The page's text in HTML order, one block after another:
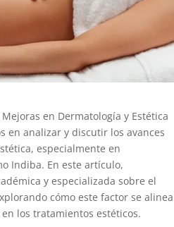
en Dermatología y Estética
en analizar y discutir los avances
especialmente en
Indiba. En este artículo,
y especializada sobre el
cómo este factor se alinea
los tratamientos estéticos.